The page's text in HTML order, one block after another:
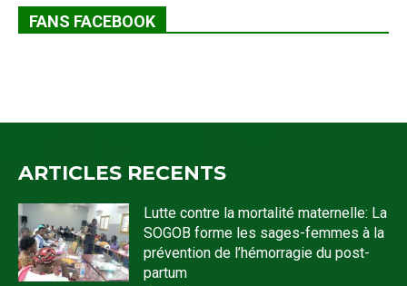
FANS FACEBOOK
ARTICLES RECENTS
Lutte contre la mortalité maternelle: La
SOGOB forme les sages-femmes à la
prévention de l’hémorragie du post-
partum